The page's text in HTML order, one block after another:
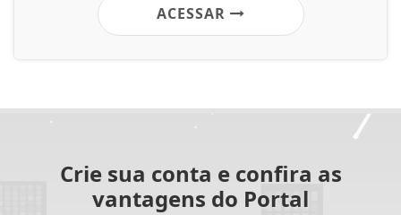
ACESSAR
Crie sua conta e confira as
vantagens do Portal